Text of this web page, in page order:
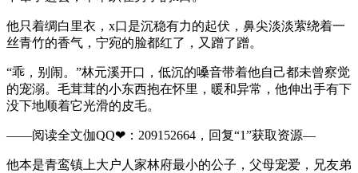
他只着绸白里衣，x口是沉稳有力的起伏，鼻尖淡淡萦绕着一
丝青竹的香气，宁宛的脸都红了，又蹭了蹭。
“乖，别闹。”林元溪开口，低沉的嗓音带着他自己都未曾察觉
的宠溺。毛茸茸的小东西抱在怀里，暖和异常，他伸出手有下
没下地顺着它光滑的皮毛。
——阅读全文伽QQ❤：209152664，回复“1”获取资源—
他本是青鸾镇上大户人家林府最小的公子，父母宠爱，兄友弟